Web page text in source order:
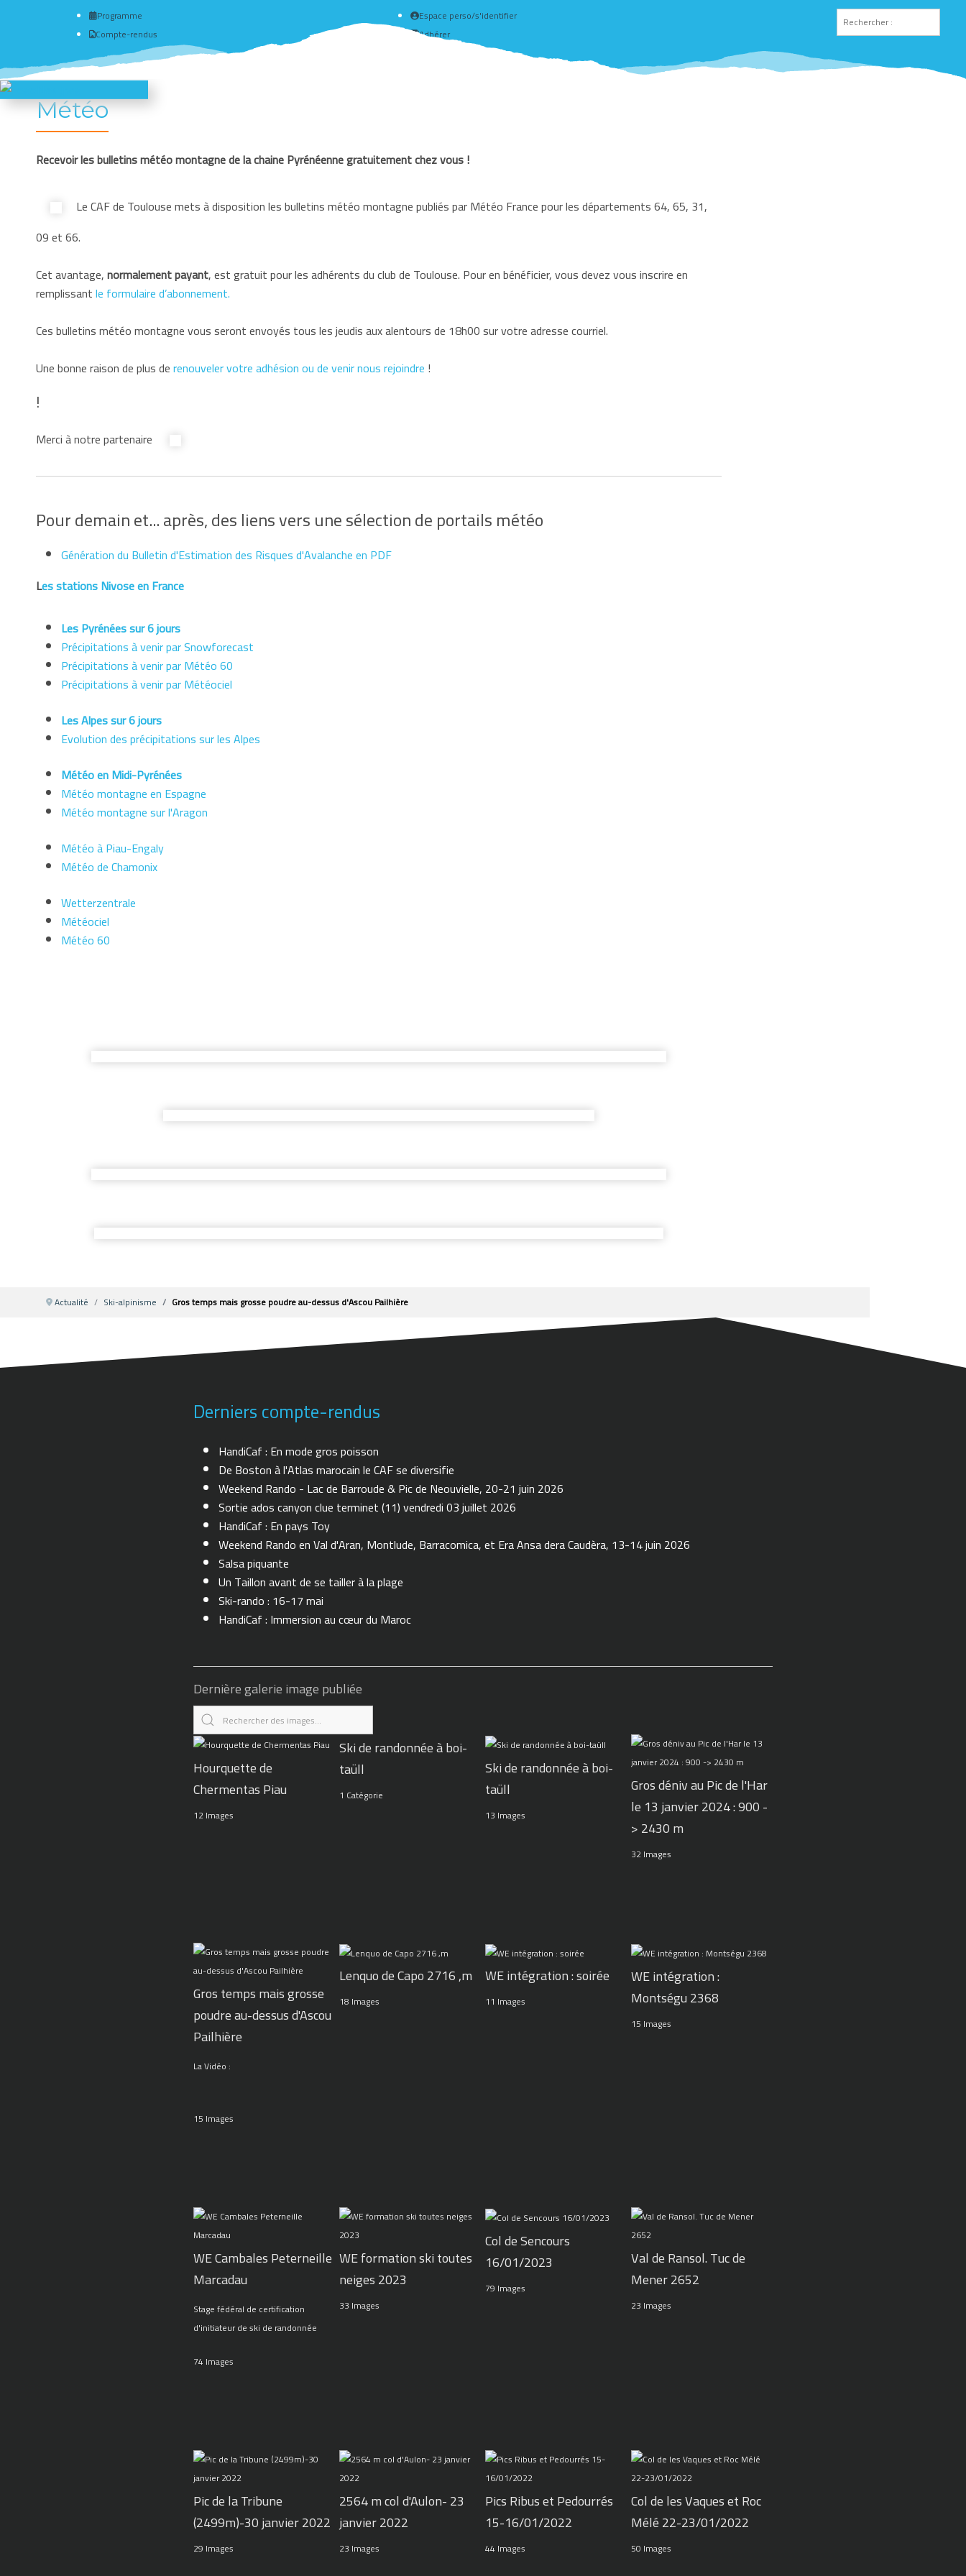
Programme
Compte-rendus
Espace perso/s'identifier
Adhérer
Créer un compte
Météo
Recevoir les bulletins météo montagne de la chaine Pyrénéenne gratuitement chez vous !
Le CAF de Toulouse mets à disposition les bulletins météo montagne publiés par Météo France pour les départements 64, 65, 31,
09 et 66.
Cet avantage,normalement payant, est gratuit pour les adhérents du club de Toulouse. Pour en bénéficier, vous devez vous inscrire en
remplissantle formulaire d’abonnement.
Ces bulletins météo montagne vous seront envoyés tous les jeudis aux alentours de 18h00 sur votre adresse courriel.
Une bonne raison de plus derenouveler votre adhésion ou de venir nous rejoindre !
!
Merci à notre partenaire
Pour demain et... après, des liens vers une sélection de portails météo
Génération du Bulletin d'Estimation des Risques d'Avalanche en PDF
Les stations Nivose en France
Les Pyrénées sur 6 jours
Précipitations à venir par Snowforecast
Précipitations à venir par Météo 60
Précipitations à venir par Météociel
Les Alpes sur 6 jours
Evolution des précipitations sur les Alpes
Météo en Midi-Pyrénées
Météo montagne en Espagne
Météo montagne sur l'Aragon
Météo à Piau-Engaly
Météo de Chamonix
Wetterzentrale
Météociel
Météo 60
Actualité Ski-alpinisme Gros temps mais grosse poudre au-dessus d'Ascou Pailhière
Derniers compte-rendus
HandiCaf : En mode gros poisson
De Boston à l'Atlas marocain le CAF se diversifie
Weekend Rando - Lac de Barroude & Pic de Neouvielle, 20-21 juin 2026
Sortie ados canyon clue terminet (11) vendredi 03 juillet 2026
HandiCaf : En pays Toy
Weekend Rando en Val d'Aran, Montlude, Barracomica, et Era Ansa dera Caudèra, 13-14 juin 2026
Salsa piquante
Un Taillon avant de se tailler à la plage
Ski-rando : 16-17 mai
HandiCaf : Immersion au cœur du Maroc
Dernière galerie image publiée
Hourquette de
Chermentas Piau
12 Images
Ski de randonnée à boi-
taüll
1 Catégorie
Ski de randonnée à boi-
taüll
13 Images
Gros déniv au Pic de l'Har
le 13 janvier 2024 : 900 -
> 2430 m
32 Images
Gros temps mais grosse
poudre au-dessus d'Ascou
Pailhière
La Vidéo :
15 Images
Lenquo de Capo 2716 ,m
18 Images
WE intégration : soirée
11 Images
WE intégration :
Montségu 2368
15 Images
WE Cambales Peterneille
Marcadau
Stage fédéral de certification
d'initiateur de ski de randonnée
74 Images
WE formation ski toutes
neiges 2023
33 Images
Col de Sencours
16/01/2023
79 Images
Val de Ransol. Tuc de
Mener 2652
23 Images
Pic de la Tribune
(2499m)-30 janvier 2022
29 Images
2564 m col d'Aulon- 23
janvier 2022
23 Images
Pics Ribus et Pedourrés
15-16/01/2022
44 Images
Col de les Vaques et Roc
Mélé 22-23/01/2022
50 Images